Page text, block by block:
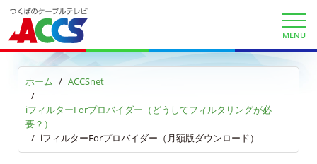
MENU
ホーム ACCSnet
iフィルターForプロバイダー（どうしてフィルタリングが必
要？）
iフィルターForプロバイダー（月額版ダウンロード）
申込・資料請求
お問合せ
財団案内
ごあいさつ
沿革